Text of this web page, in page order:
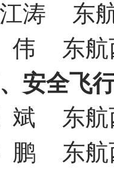
涛
东
伟
东
安全飞
斌
东
鹏
东